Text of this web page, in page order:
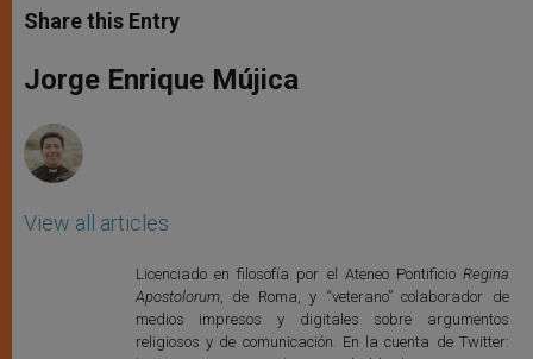
t
s
p
p
s
e
g
e
e
b
o
k
r
Share this Entry
Jorge Enrique Mújica
View all articles
Licenciado en filosofía por el Ateneo Pontificio Regina
Apostolorum, de Roma, y “veterano” colaborador de
medios impresos y digitales sobre argumentos
religiosos y de comunicación. En la cuenta de Twitter: